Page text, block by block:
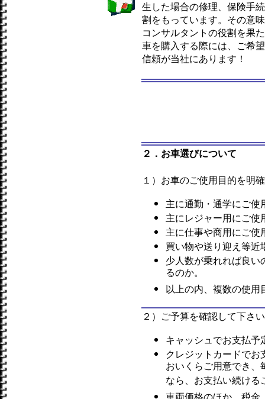
生した場合の修理、保険手
割をもっています。その意
コンサルタントの役割を果
車を購入する際には、ご希
信頼が当社にあります！
２．お車選びについて
１）お車のご使用目的を明
主に通勤・通学にご使
主にレジャー用にご使
主に仕事や商用にご使
買い物や送り迎え等近
少人数が乗れれば良い
るのか。
以上の内、複数の使用
２）ご予算を確認して下さ
キャッシュでお支払予
クレジットカードでお
おいくらご用意でき、
なら、お支払い続ける